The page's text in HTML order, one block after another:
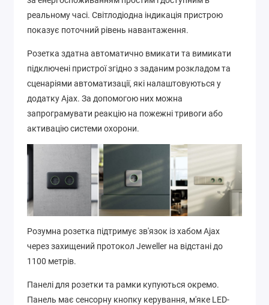
реальному часі. Світлодіодна індикація пристрою
показує поточний рівень навантаження.
Розетка здатна автоматично вмикати та вимикати
підключені пристрої згідно з заданим розкладом та
сценаріями автоматизації, які налаштовуються у
додатку Ajax. За допомогою них можна
запрограмувати реакцію на пожежні тривоги або
активацію системи охорони.
Розумна розетка підтримує зв'язок із хабом Ajax
через захищений протокол Jeweller на відстані до
1100 метрів.
Панелі для розетки та рамки купуються окремо.
Панель має сенсорну кнопку керування, м'яке LED-